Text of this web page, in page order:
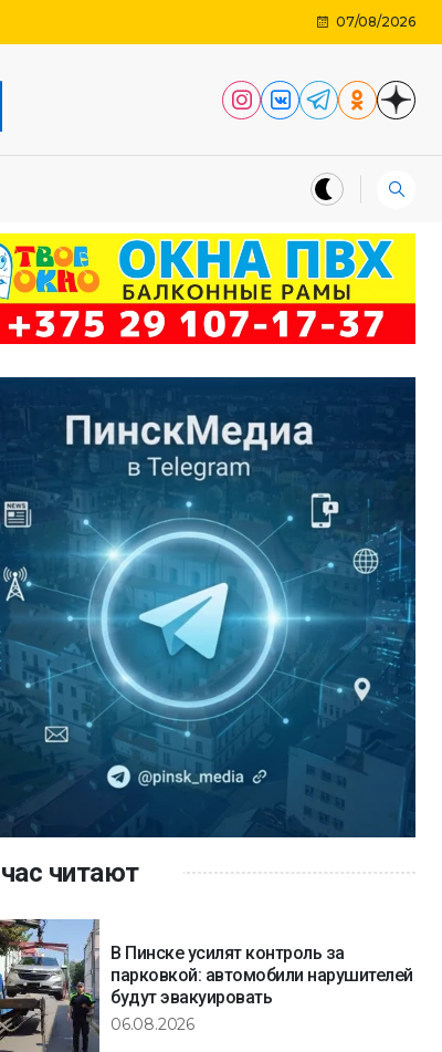
07/08/2026
читают
В Пинске усилят контроль за
парковкой: автомобили нарушителей
будут эвакуировать
06.08.2026